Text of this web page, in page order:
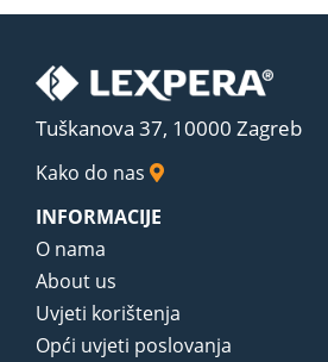
Tuškanova 37, 10000 Zagreb
Kako do nas
INFORMACIJE
O nama
About us
Uvjeti korištenja
Opći uvjeti poslovanja